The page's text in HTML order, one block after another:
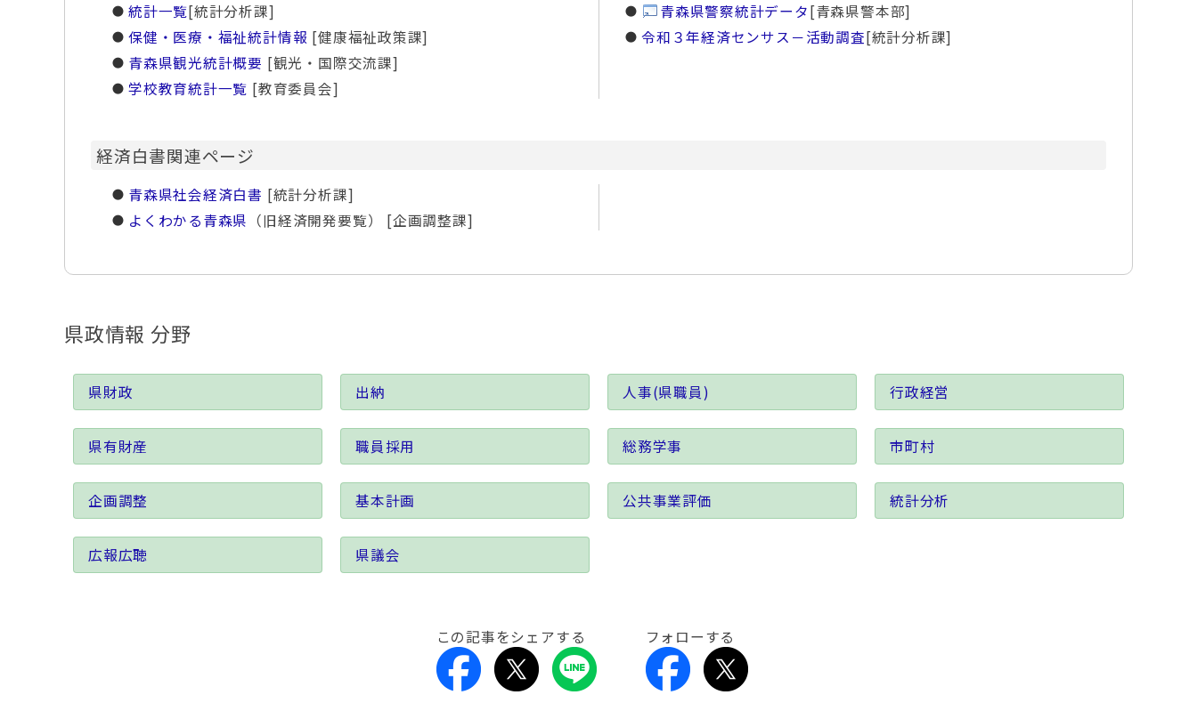
統計一覧[統計分析課]
保健・医療・福祉統計情報 [健康福祉政策課]
青森県観光統計概要 [観光・国際交流課]
学校教育統計一覧 [教育委員会]
青森県警察統計データ[青森県警本部]
令和３年経済センサス－活動調査[統計分析課]
経済白書関連ページ
青森県社会経済白書 [統計分析課]
よくわかる青森県 （旧経済開発要覧） [企画調整課]
県政情報 分野
県財政 出納 人事(県職員) 行政経営
県有財産 職員採用 総務学事 市町村
企画調整 基本計画 公共事業評価 統計分析
広報広聴 県議会
この記事をシェアする フォローする